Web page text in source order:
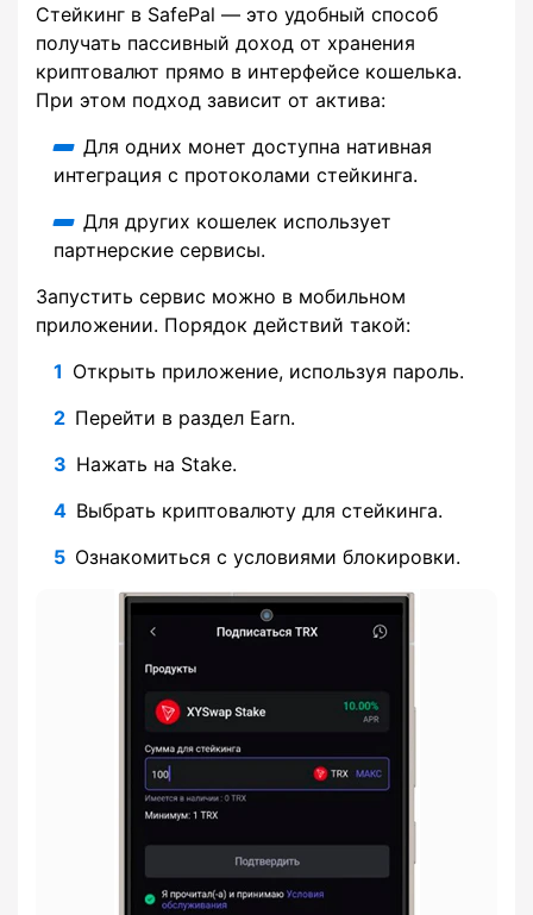
Стейкинг в SafePal — это удобный способ
получать пассивный доход от хранения
криптовалют прямо в интерфейсе кошелька.
При этом подход зависит от актива:
Для одних монет доступна нативная
интеграция с протоколами стейкинга.
Для других кошелек использует
партнерские сервисы.
Запустить сервис можно в мобильном
приложении. Порядок действий такой:
Открыть приложение, используя пароль.
Перейти в раздел Earn.
Нажать на Stake.
Выбрать криптовалюту для стейкинга.
Ознакомиться с условиями блокировки.